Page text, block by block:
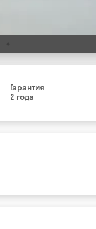
Гарантия
2 года